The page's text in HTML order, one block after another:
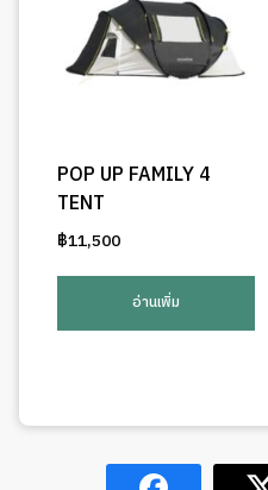
POP UP FAMILY 4
TENT
฿11,500
อ่านเพิ่ม